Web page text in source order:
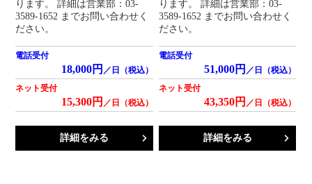
ります。 詳細は営業部：03-
3589-1652 までお問い合わせく
ださい。
電話受付
18,000円 ／日（税込）
ネット受付
15,300円 ／日（税込）
詳細をみる
ります。 詳細は営業部：03-
3589-1652 までお問い合わせく
ださい。
電話受付
51,000円 ／日（税込）
ネット受付
43,350円 ／日（税込）
詳細をみる